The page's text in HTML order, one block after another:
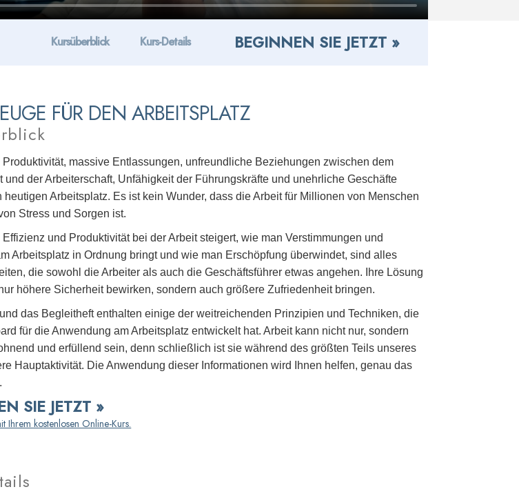
Kursüberblick Kurs-Details BEGINNEN SIE JETZT »
FÜR DEN ARBEITSPLATZ
massive Entlassungen, unfreundliche Beziehungen zwischen dem
und der Arbeiterschaft, Unfähigkeit der Führungskräfte und unehrliche Geschäfte
heutigen Arbeitsplatz. Es ist kein Wunder, dass die Arbeit für Millionen von Menschen
Stress und Sorgen ist.
und Produktivität bei der Arbeit steigert, wie man Verstimmungen und
Arbeitsplatz in Ordnung bringt und wie man Erschöpfung überwindet, sind alles
die sowohl die Arbeiter als auch die Geschäftsführer etwas angehen. Ihre Lösung
höhere Sicherheit bewirken, sondern auch größere Zufriedenheit bringen.
das Begleitheft enthalten einige der weitreichenden Prinzipien und Techniken, die
für die Anwendung am Arbeitsplatz entwickelt hat. Arbeit kann nicht nur, sondern
und erfüllend sein, denn schließlich ist sie während des größten Teils unseres
Hauptaktivität. Die Anwendung dieser Informationen wird Ihnen helfen, genau das
SIE JETZT »
Ihrem kostenlosen Online-Kurs.